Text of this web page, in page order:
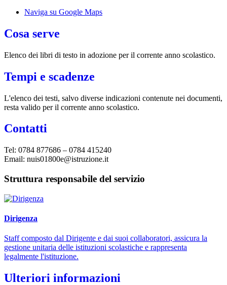
Naviga su Google Maps
Cosa serve
Elenco dei libri di testo in adozione per il corrente anno scolastico.
Tempi e scadenze
L'elenco dei testi, salvo diverse indicazioni contenute nei documenti,
resta valido per il corrente anno scolastico.
Contatti
Tel: 0784 877686 – 0784 415240
Email: nuis01800e@istruzione.it
Struttura responsabile del servizio
Dirigenza
Staff composto dal Dirigente e dai suoi collaboratori, assicura la
gestione unitaria delle istituzioni scolastiche e rappresenta
legalmente l'istituzione.
Ulteriori informazioni